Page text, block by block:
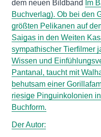
dem neuen Bildband
Im
Buchverlag). Ob bei den
größten Pelikanen auf
Saigas in den Weiten
sympathischer Tierfilmer
Wissen und
Pantanal, taucht mit
behutsam einer
riesige Pinguinkolonien
Buchform.
Der Autor: